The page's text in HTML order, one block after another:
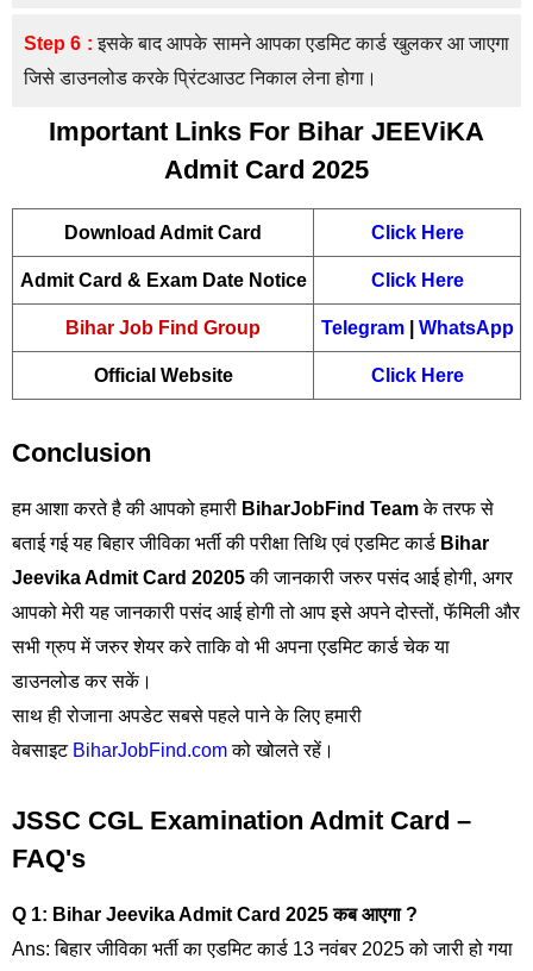
Step 6 : इसके बाद आपके सामने आपका एडमिट कार्ड खुलकर आ जाएगा
जिसे डाउनलोड करके प्रिंटआउट निकाल लेना होगा।
Important Links For Bihar JEEViKA
Admit Card 2025
Download Admit Card Click Here
Admit Card & Exam Date Notice Click Here
Bihar Job Find Group Telegram| WhatsApp
Official Website Click Here
Conclusion
हम आशा करते है की आपको हमारी BiharJobFind Teamके तरफ से
बताई गई यह बिहार जीविका भर्ती की परीक्षा तिथि एवं एडमिट कार्ड Bihar
Jeevika Admit Card 20205की जानकारी जरुर पसंद आई होगी, अगर
आपको मेरी यह जानकारी पसंद आई होगी तो आप इसे अपने दोस्तों, फॅमिली और
सभी ग्रुप में जरुर शेयर करे ताकि वो भी अपना एडमिट कार्ड चेक या
डाउनलोड कर सकें।
साथ ही रोजाना अपडेट सबसे पहले पाने के लिए हमारी
वेबसाइट BiharJobFind.comको खोलते रहें।
JSSC CGL Examination Admit Card –
FAQ's
Q 1: Bihar Jeevika Admit Card 2025 कब आएगा ?
Ans: बिहार जीविका भर्ती का एडमिट कार्ड 13 नवंबर 2025 को जारी हो गया